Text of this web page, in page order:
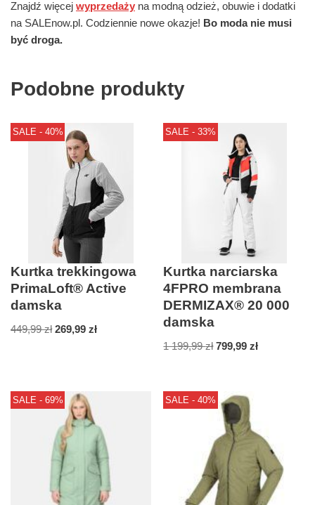
Znajdź więcej wyprzedaży na modną odzież, obuwie i dodatki
na SALEnow.pl. Codziennie nowe okazje! Bo moda nie musi
być droga.
Podobne produkty
SALE - 40%
Kurtka trekkingowa
PrimaLoft® Active
damska
449,99zł 269,99 zł
SALE - 33%
Kurtka narciarska
4FPRO membrana
DERMIZAX® 20 000
damska
1 199,99zł 799,99zł
SALE - 69% SALE - 40%